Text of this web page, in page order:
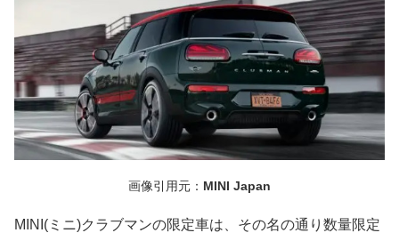
画像引用元： MINI Japan
MINI(ミニ)クラブマンの限定車は、その名の通り数量限定